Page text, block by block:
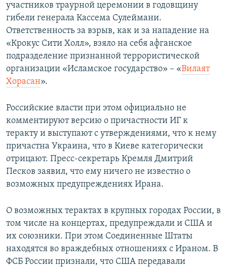
участников траурной церемонии в годовщину
гибели генерала Кассема Сулеймани.
Ответственность за взрыв, как и за нападение на
«Крокус Сити Холл», взяло на себя афганское
подразделение признанной террористической
организации «Исламское государство» – «Вилаят
Хорасан».
Российские власти при этом официально не
комментируют версию о причастности ИГ к
теракту и выступают с утверждениями, что к нему
причастна Украина, что в Киеве категорически
отрицают. Пресс-секретарь Кремля Дмитрий
Песков заявил, что ему ничего не известно о
возможных предупреждениях Ирана.
О возможных терактах в крупных городах России, в
том числе на концертах, предупреждали и США и
их союзники. При этом Соединенные Штаты
находятся во враждебных отношениях с Ираном. В
ФСБ России признали, что США передавали